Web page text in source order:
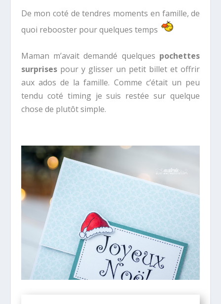
De mon coté de tendres moments en famille, de
quoi rebooster pour quelques temps
Maman m’avait demandé quelques pochettes
surprisespour y glisser un petit billet et offrir
aux ados de la famille. Comme c’était un peu
tendu coté timing je suis restée sur quelque
chose de plutôt simple.